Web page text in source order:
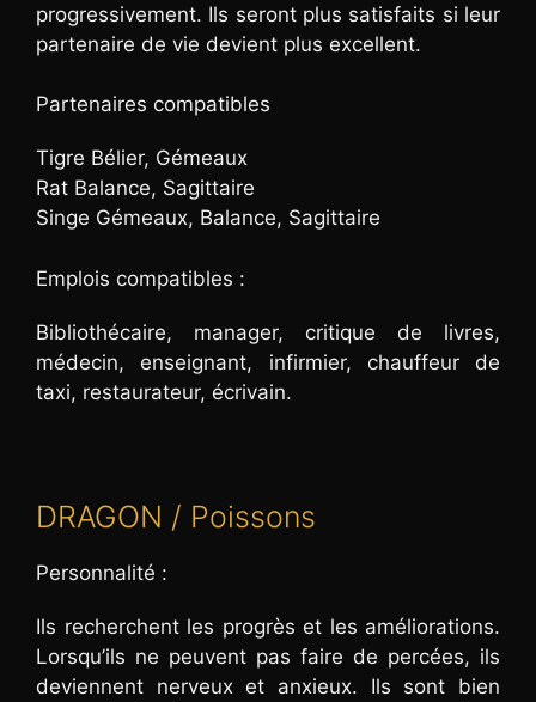
progressivement. Ils seront plus satisfaits si leur
partenaire de vie devient plus excellent.
Partenaires compatibles
Tigre Bélier, Gémeaux
Rat Balance, Sagittaire
Singe Gémeaux, Balance, Sagittaire
Emplois compatibles :
Bibliothécaire, manager, critique de livres,
médecin, enseignant, infirmier, chauffeur de
taxi, restaurateur, écrivain.
DRAGON / Poissons
Personnalité :
Ils recherchent les progrès et les améliorations.
Lorsqu’ils ne peuvent pas faire de percées, ils
deviennent nerveux et anxieux. Ils sont bien